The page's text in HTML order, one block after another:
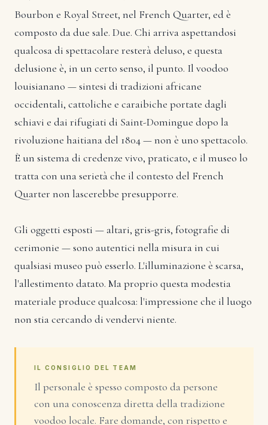
Bourbon e Royal Street, nel French Quarter, ed è
composto da due sale. Due. Chi arriva aspettandosi
qualcosa di spettacolare resterà deluso, e questa
delusione è, in un certo senso, il punto. Il voodoo
louisianano — sintesi di tradizioni africane
occidentali, cattoliche e caraibiche portate dagli
schiavi e dai rifugiati di Saint-Domingue dopo la
rivoluzione haitiana del 1804 — non è uno spettacolo.
È un sistema di credenze vivo, praticato, e il museo lo
tratta con una serietà che il contesto del French
Quarter non lascerebbe presupporre.
Gli oggetti esposti — altari, gris-gris, fotografie di
cerimonie — sono autentici nella misura in cui
qualsiasi museo può esserlo. L'illuminazione è scarsa,
l'allestimento datato. Ma proprio questa modestia
materiale produce qualcosa: l'impressione che il luogo
non stia cercando di vendervi niente.
IL CONSIGLIO DEL TEAM
Il personale è spesso composto da persone
con una conoscenza diretta della tradizione
voodoo locale. Fare domande, con rispetto e